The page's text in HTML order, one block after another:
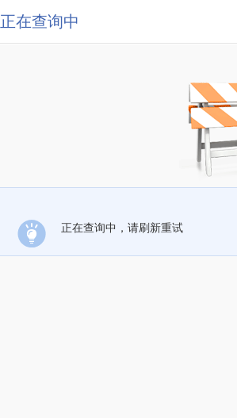
正在查询中
正在查询中，请刷新重试